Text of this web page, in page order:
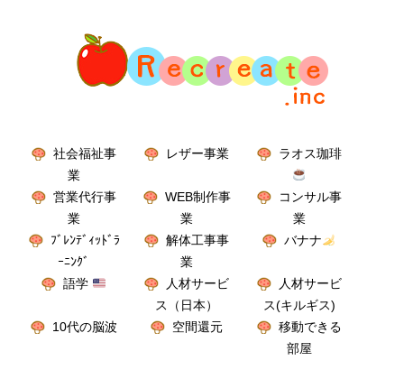
社会福祉事
業
レザー事業 ラオス珈琲
営業代行事
業
WEB制作事
業
コンサル事
業
ﾌﾞﾚﾝﾃﾞｨｯﾄﾞﾗ
ｰﾆﾝｸﾞ
解体工事事
業
バナナ
語学
人材サービ
ス（日本）
人材サービ
ス(キルギス)
10代の脳波
空間還元
移動できる
部屋